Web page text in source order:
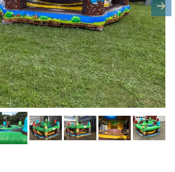
Next